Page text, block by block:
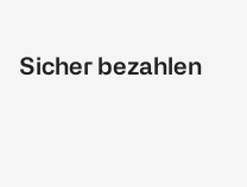
Sicher bezahlen